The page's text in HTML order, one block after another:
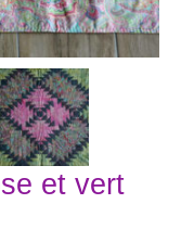
et vert